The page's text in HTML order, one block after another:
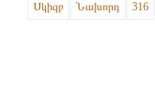
Սկիզբ Նախորդ 316